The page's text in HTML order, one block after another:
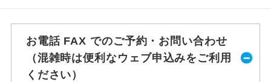
お電話 FAX でのご予約・お問い合わせ
（混雑時は便利なウェブ申込みをご利用
ください）